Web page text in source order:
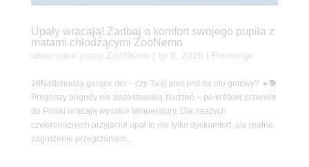
Upały wracają! Zadbaj o komfort swojego pupila z
matami chłodzącymi ZooNemo
utworzone przez ZooNemo lip 9, 2026 Promocje
28Nadchodzą gorące dni – czy Twój pies jest na nie gotowy? ☀️🐕
Prognozy pogody nie pozostawiają złudzeń – po krótkiej przerwie
do Polski wracają wysokie temperatury. Dla naszych
czworonożnych przyjaciół upał to nie tylko dyskomfort, ale realne
zagrożenie przegrzaniem...